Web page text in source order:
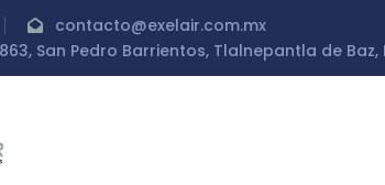
contacto@exelair.com.mx
San Pedro Barrientos, Tlalnepantla de Baz,